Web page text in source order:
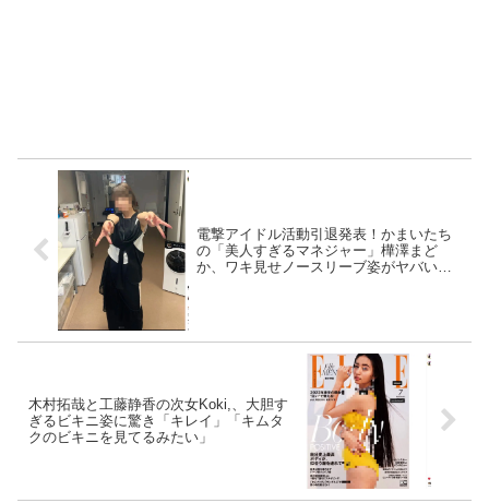
電撃アイドル活動引退発表！かまいたち
の「美人すぎるマネジャー」樺澤まど
か、ワキ見せノースリーブ姿がヤバい
木村拓哉と工藤静香の次女Koki,、大胆す
ぎるビキニ姿に驚き「キレイ」「キムタ
クのビキニを見てるみたい」